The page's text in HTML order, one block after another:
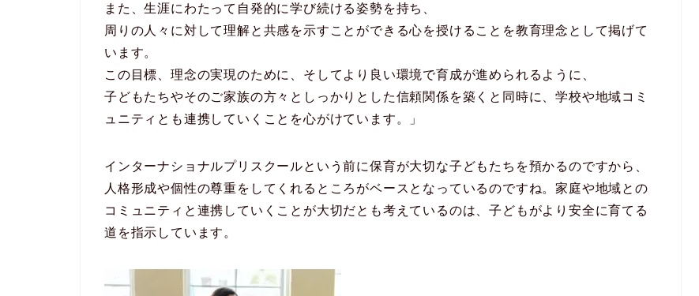
また、生涯にわたって自発的に学び続ける姿勢を持ち、
周りの人々に対して理解と共感を示すことができる心を授けることを教育理念として掲げて
います。
この目標、理念の実現のために、そしてより良い環境で育成が進められるように、
子どもたちやそのご家族の方々としっかりとした信頼関係を築くと同時に、学校や地域コミ
ュニティとも連携していくことを心がけています。」
インターナショナルプリスクールという前に保育が大切な子どもたちを預かるのですから、
人格形成や個性の尊重をしてくれるところがベースとなっているのですね。家庭や地域との
コミュニティと連携していくことが大切だとも考えているのは、子どもがより安全に育てる
道を指示しています。